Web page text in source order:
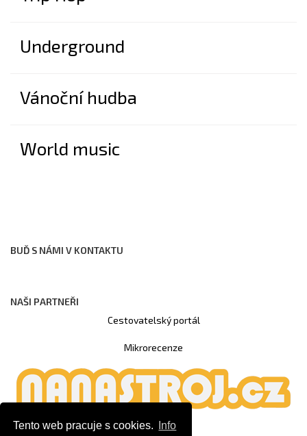
Tento web pracuje s cookies. Info
Underground
Vánoční hudba
World music
BUĎ S NÁMI V KONTAKTU
NAŠI PARTNEŘI
Cestovatelský portál
Mikrorecenze